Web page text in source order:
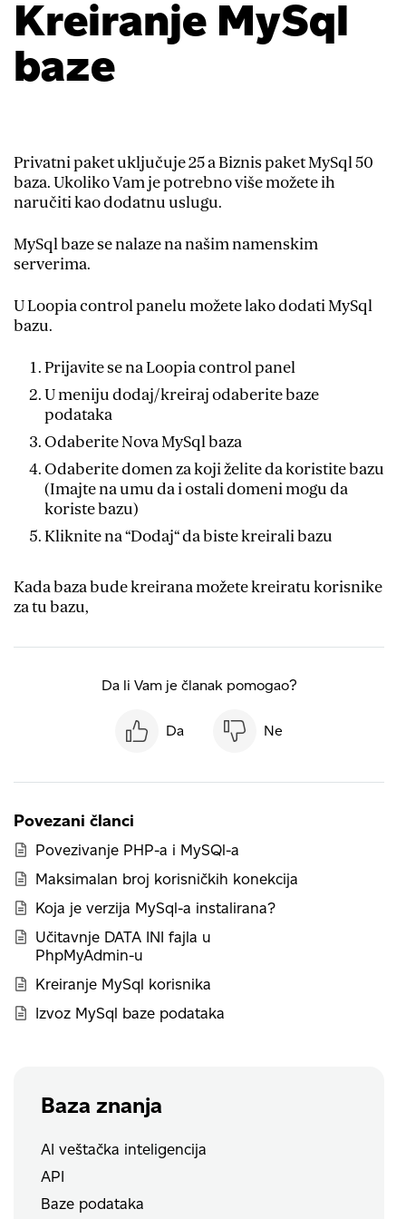
Kreiranje MySql
baze
Privatni paket uključuje 25 a Biznis paket MySql 50
baza. Ukoliko Vam je potrebno više možete ih
naručiti kao dodatnu uslugu.
MySql baze se nalaze na našim namenskim
serverima.
U Loopia control panelu možete lako dodati MySql
bazu.
Prijavite se na Loopia control panel
U meniju dodaj/kreiraj odaberite baze
podataka
Odaberite Nova MySql baza
Odaberite domen za koji želite da koristite bazu
(Imajte na umu da i ostali domeni mogu da
koriste bazu)
Kliknite na “Dodaj“ da biste kreirali bazu
Kada baza bude kreirana možete kreiratu korisnike
za tu bazu,
Da li Vam je članak pomogao?
Da Ne
Povezani članci
Povezivanje PHP-a i MySQl-a
Maksimalan broj korisničkih konekcija
Koja je verzija MySql-a instalirana?
Učitavnje DATA INI fajla u
PhpMyAdmin-u
Kreiranje MySql korisnika
Izvoz MySql baze podataka
Baza znanja
AI veštačka inteligencija
API
Baze podataka